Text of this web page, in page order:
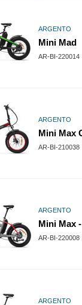
ARGENTO
Mini Mad
AR-BI-220014
ARGENTO
Mini Max
AR-BI-210038
ARGENTO
Mini Max
AR-BI-220008
ARGENTO